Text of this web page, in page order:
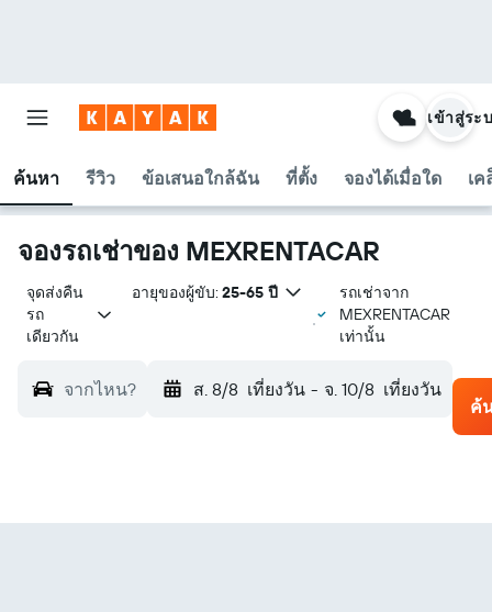
ค้นหา รีวิว ข้อเสนอใกล้ฉัน ที่ตั้ง จองได้เมื่อใด เ
เข้าสู่ระ
จองรถเช่าของ MEXRENTACAR
จุดส่งคืน
รถ
เดียวกัน
อายุของผู้ขับ: 25-65 ปี
รถเช่าจาก
MEXRENTACAR
เท่านั้น
จากไหน? ส. 8/8 เที่ยงวัน - จ. 10/8 เที่ยงวัน
ค้